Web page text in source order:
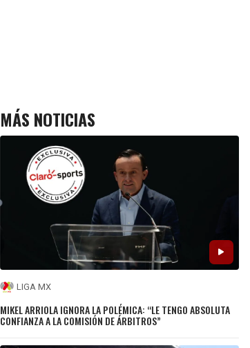
MÁS NOTICIAS
LIGA MX
MIKEL ARRIOLA IGNORA LA POLÉMICA: “LE TENGO ABSOLUTA
CONFIANZA A LA COMISIÓN DE ÁRBITROS”